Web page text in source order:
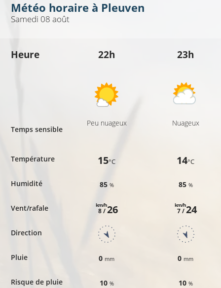
Météo horaire à Pleuven
Samedi 08 août
Heure
Temps sensible
Température
Humidité
Vent/rafale
Direction
Pluie
Risque de pluie
22h
Peu nuageux
15°C
85 %
8 /
km/h26
0 mm
10 %
23h
Nuageux
14°C
85 %
7 /
km/h24
0 mm
10 %